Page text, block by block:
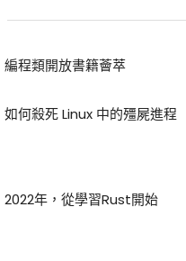
編程類開放書籍薈萃
如何殺死 Linux 中的殭屍進程
2022年，從學習Rust開始